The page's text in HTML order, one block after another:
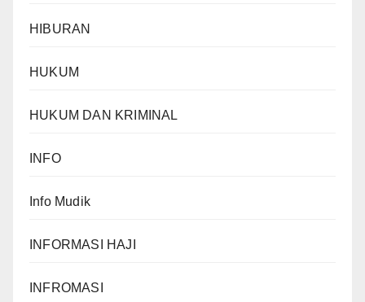
HIBURAN
HUKUM
HUKUM DAN KRIMINAL
INFO
Info Mudik
INFORMASI HAJI
INFROMASI